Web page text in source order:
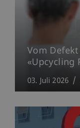
Vom
«Upcycling
03. Juli 2026